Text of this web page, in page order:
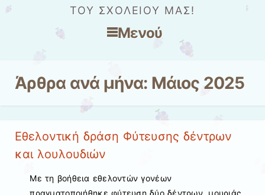
ΤΟΥ ΣΧΟΛΕΊΟΥ ΜΑΣ!
Μενού
Άρθρα ανά μήνα: Μάιος 2025
Εθελοντική δράση Φύτευσης δέντρων
και λουλουδιών
Με τη βοήθεια εθελοντών γονέων
πραγματοποιήθηκε φύτευση δύο δέντρων ,μουριάς